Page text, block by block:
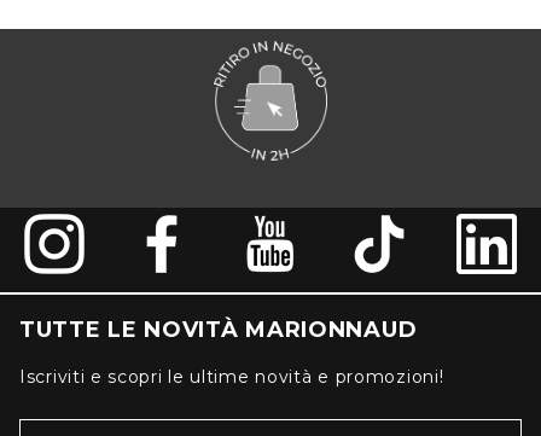
TUTTE LE NOVITÀ MARIONNAUD
Iscriviti e scopri le ultime novità e promozioni!